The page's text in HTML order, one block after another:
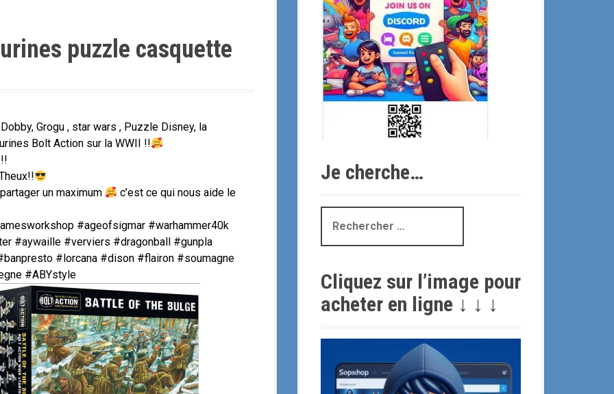
puzzle casquette
Grogu , star wars , Puzzle Disney, la
Bolt Action sur la WWII !!
un maximum
c’est ce qui nous aide le
#ageofsigmar #warhammer40k
#aywaille #verviers #dragonball #gunpla
#lorcana #dison #flairon #soumagne
#ABYstyle
Je cherche…
c
e
c
Cliquez sur l’image pour
acheter en ligne ↓ ↓ ↓